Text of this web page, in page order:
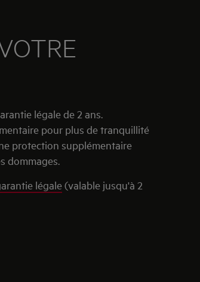
légale de 2 ans.
pour plus de tranquillité
protection supplémentaire
dommages.
légale(valable jusqu'à 2